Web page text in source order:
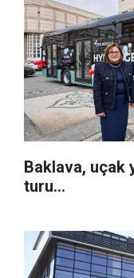
Baklava, uçak
turu...